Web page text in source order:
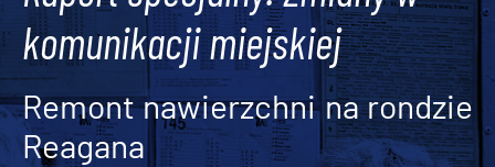
komunikacji miejskiej
Remont nawierzchni na rondzie
Reagana